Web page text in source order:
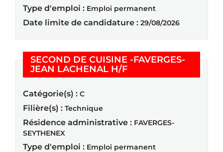
Type d'emploi : Emploi permanent
Date limite de candidature : 29/08/2026
SECOND DE CUISINE -FAVERGES-
JEAN LACHENAL H/F(Nouvelle fenêtre)
Catégorie(s) : C
Filière(s) : Technique
Résidence administrative : FAVERGES-
SEYTHENEX
Type d'emploi : Emploi permanent